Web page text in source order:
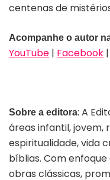
centenas de
Acompanhe o autor
YouTube | Facebook |
Sobre a editora: A
áreas infantil, jovem,
espiritualidade, vida
bíblias. Com
obras clássicas,